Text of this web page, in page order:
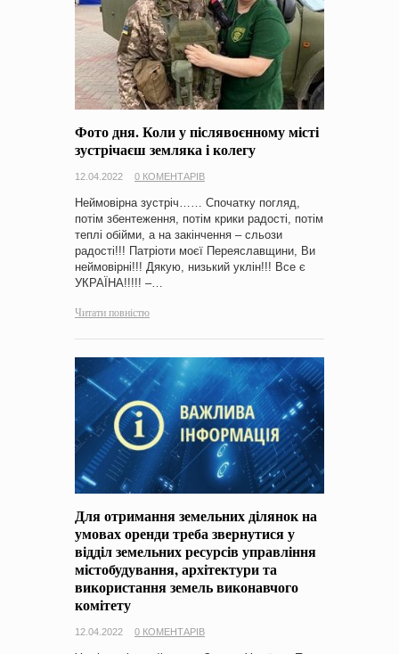
Фото дня. Коли у післявоєнному місті
зустрічаєш земляка і колегу
12.04.2022 0 КОМЕНТАРІВ
Неймовірна зустріч…… Спочатку погляд,
потім збентеження, потім крики радості, потім
теплі обійми, а на закінчення – сльози
радості!!! Патріоти моєї Переяславщини, Ви
неймовірні!!! Дякую, низький уклін!!! Все є
УКРАЇНА!!!!! –…
Читати повністю
Для отримання земельних ділянок на
умовах оренди треба звернутися у
відділ земельних ресурсів управління
містобудування, архітектури та
використання земель виконавчого
комітету
12.04.2022 0 КОМЕНТАРІВ